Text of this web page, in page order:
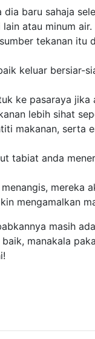
baru sahaja
atau minum air.
tekanan itu
keluar bersiar-
ke pasaraya
lebih sihat
makanan, serta
tabiat anda
mereka
mengamalkan
masih
manakala